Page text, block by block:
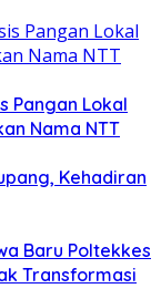
Pangan Lokal
Nama NTT
Kehadiran
Baru Poltekkes
Transformasi